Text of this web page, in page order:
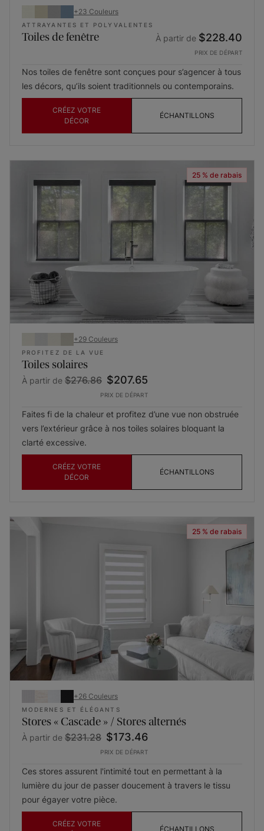
+23 Couleurs
ATTRAYANTES ET POLYVALENTES
Toiles de fenêtre À partir de $228.40
PRIX DE DÉPART
Nos toiles de fenêtre sont conçues pour s’agencer à tous
les décors, qu’ils soient traditionnels ou contemporains.
CRÉEZ VOTRE
DÉCOR
ÉCHANTILLONS
25 % de rabais
+29 Couleurs
PROFITEZ DE LA VUE
Toiles solaires
À partir de $276.86 $207.65
PRIX DE DÉPART
Faites fi de la chaleur et profitez d’une vue non obstruée
vers l’extérieur grâce à nos toiles solaires bloquant la
clarté excessive.
CRÉEZ VOTRE
DÉCOR
ÉCHANTILLONS
25 % de rabais
+26 Couleurs
MODERNES ET ÉLÉGANTS
Stores « Cascade » / Stores alternés
À partir de $231.28 $173.46
PRIX DE DÉPART
Ces stores assurent l'intimité tout en permettant à la
lumière du jour de passer doucement à travers le tissu
pour égayer votre pièce.
CRÉEZ VOTRE
ÉCHANTILLONS